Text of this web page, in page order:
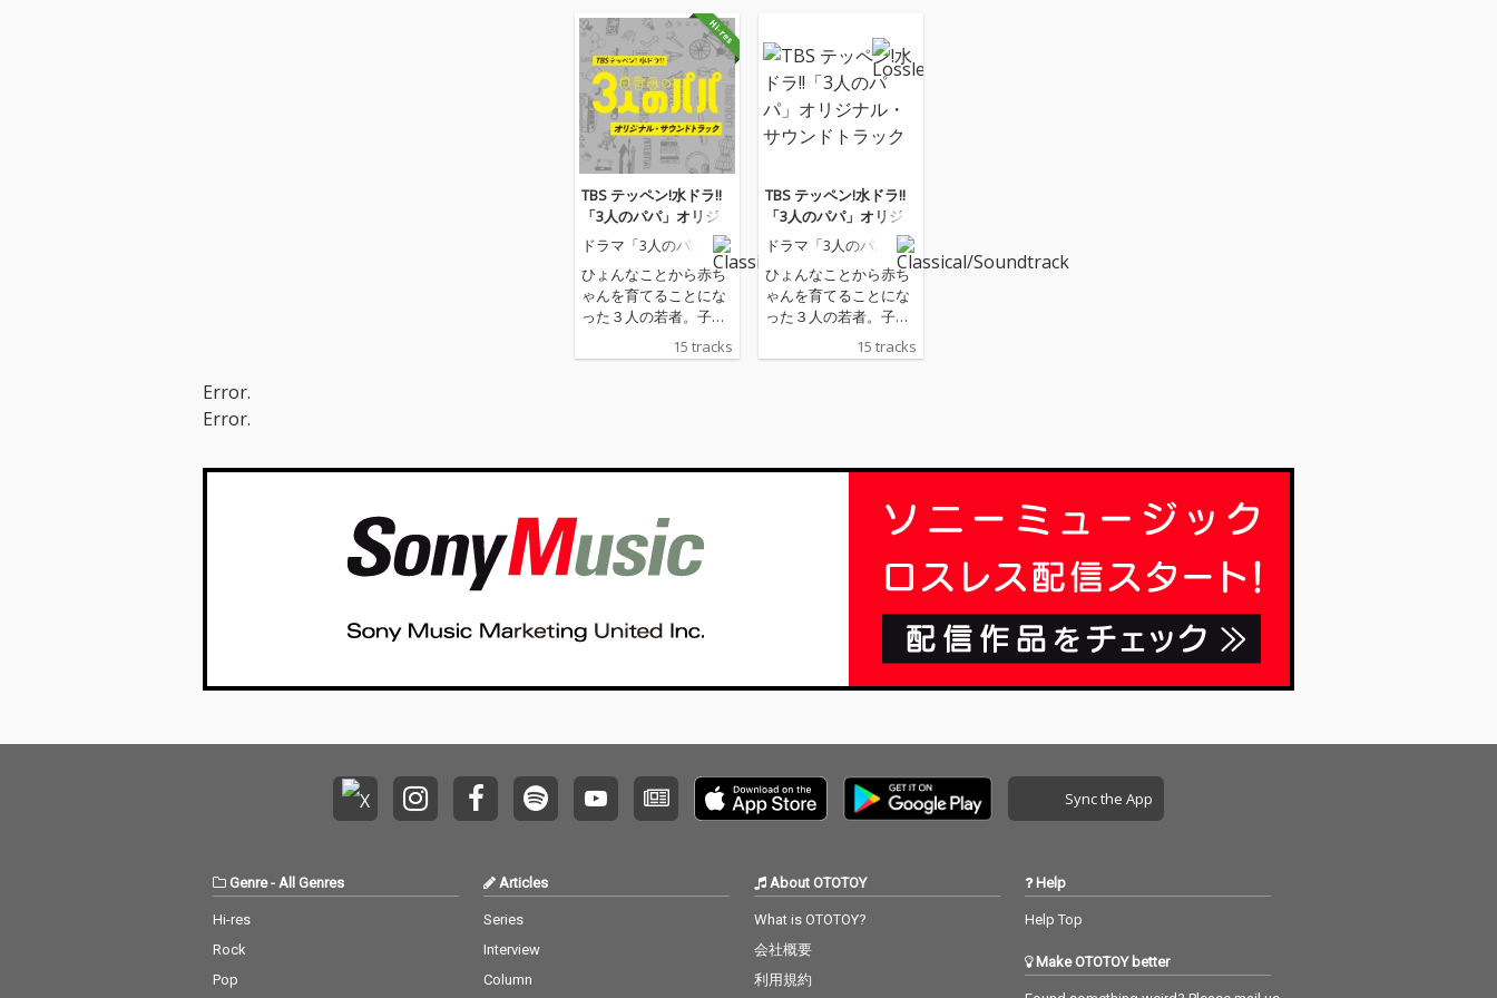
TBS テッペン!水ドラ!!
「3人のパパ」オリジ
ナル・サウンドトラッ
ク
ドラマ「3人のパ
ひょんなことから赤ち
ゃんを育てることにな
った３人の若者。子育
てを通して共に成長す
る姿を描くドラマ「３
15 tracks
TBS テッペン!水ドラ!!
「3人のパパ」オリジ
ナル・サウンドトラッ
ク
ドラマ「3人のパ
ひょんなことから赤ち
ゃんを育てることにな
った３人の若者。子育
てを通して共に成長す
る姿を描くドラマ「３
15 tracks
Error.
Error.
Sync the App
Genre- All Genres
Hi-res
Rock
Pop
Articles
Series
Interview
Column
About OTOTOY
What is OTOTOY?
会社概要
利用規約
Help
Help Top
Make OTOTOY better